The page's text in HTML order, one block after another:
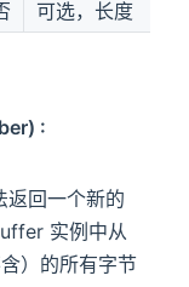
可选，长度
:
回一个新的
实例中从
）的所有字节